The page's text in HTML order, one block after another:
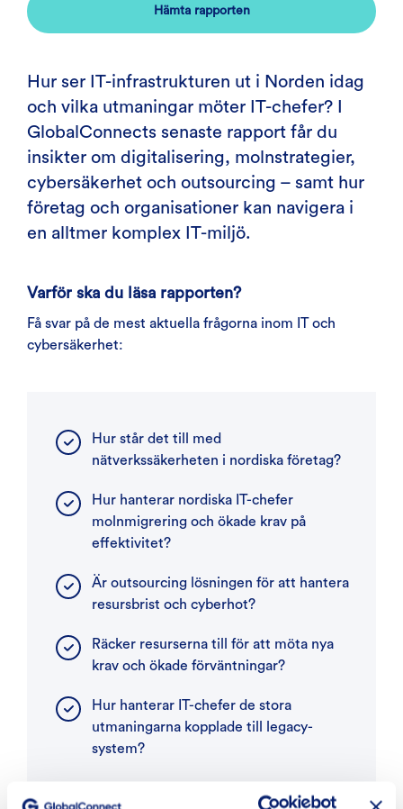
Hämta rapporten
Hur ser IT-infrastrukturen ut i Norden idag
och vilka utmaningar möter IT-chefer? I
GlobalConnects senaste rapport får du
insikter om digitalisering, molnstrategier,
cybersäkerhet och outsourcing – samt hur
företag och organisationer kan navigera i
en alltmer komplex IT-miljö.
Varför ska du läsa rapporten?
Få svar på de mest aktuella frågorna inom IT och
cybersäkerhet:
Hur står det till med
nätverkssäkerheten i nordiska företag?
Hur hanterar nordiska IT-chefer
molnmigrering och ökade krav på
effektivitet?
Är outsourcing lösningen för att hantera
resursbrist och cyberhot?
Räcker resurserna till för att möta nya
krav och ökade förväntningar?
Hur hanterar IT-chefer de stora
utmaningarna kopplade till legacy-
system?